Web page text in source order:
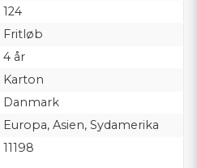
124
Fritløb
4 år
Karton
Danmark
Europa, Asien, Sydamerika
11198